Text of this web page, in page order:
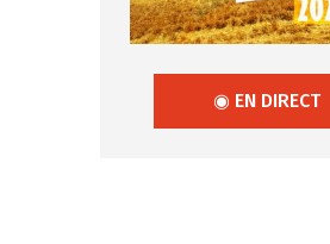
◉ EN DIRECT